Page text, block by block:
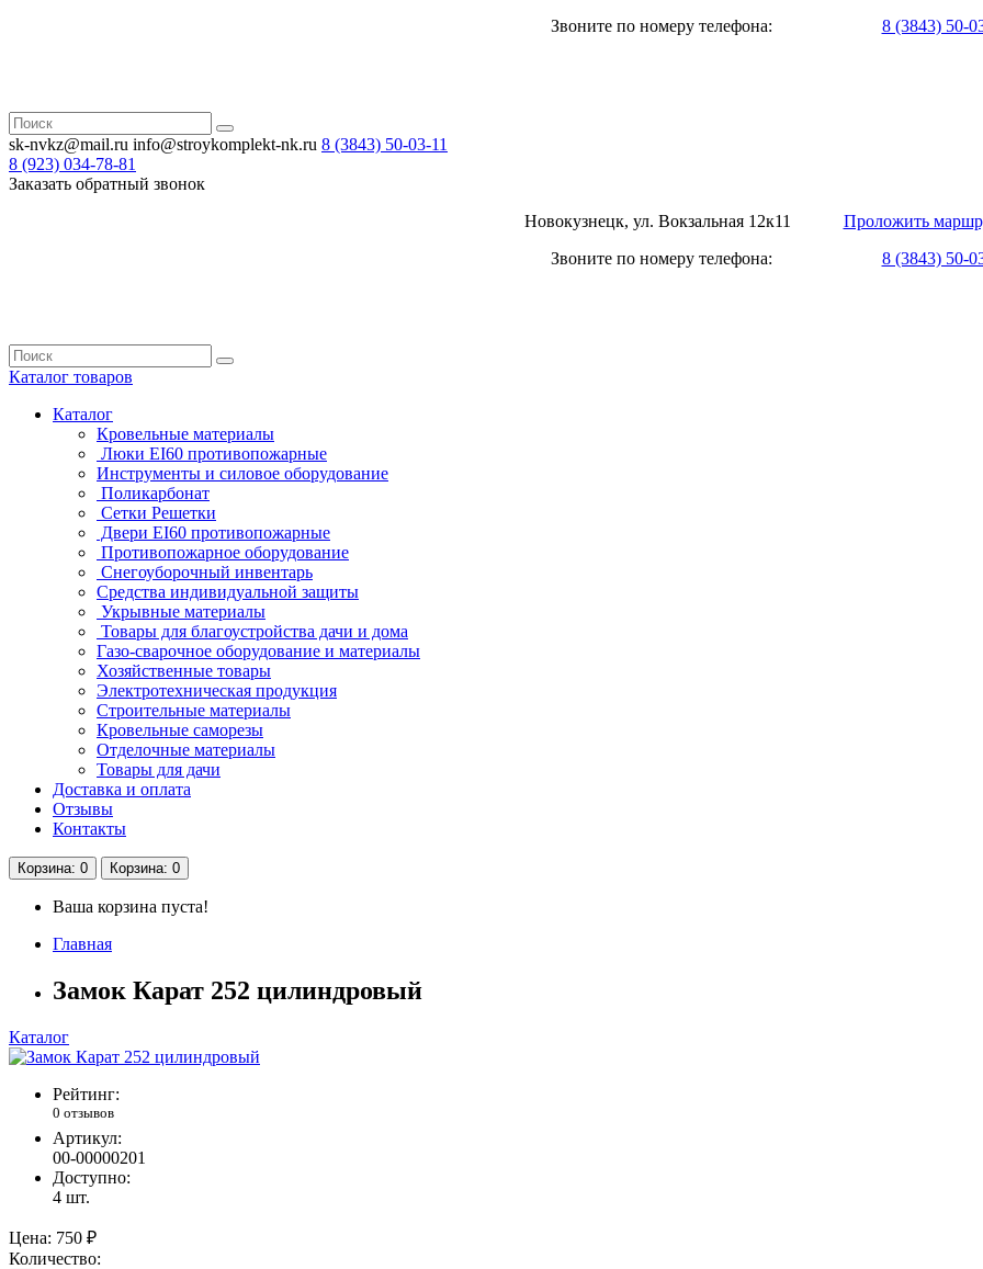
Звоните по номеру телефона: 8 (3843) 50-
sk-nvkz@mail.ru info@stroykomplekt-nk.ru 8 (3843) 50-03-11
8 (923) 034-78-81
Заказать обратный звонок
Новокузнецк, ул. Вокзальная 12к11 Проложить
Звоните по номеру телефона: 8 (3843) 50-
Каталог товаров
Каталог
Кровельные материалы
Люки EI60 противопожарные
Инструменты и силовое оборудование
Поликарбонат
Сетки Решетки
Двери EI60 противопожарные
Противопожарное оборудование
Снегоуборочный инвентарь
Средства индивидуальной защиты
Укрывные материалы
Товары для благоустройства дачи и дома
Газо-сварочное оборудование и материалы
Хозяйственные товары
Электротехническая продукция
Строительные материалы
Кровельные саморезы
Отделочные материалы
Товары для дачи
Доставка и оплата
Отзывы
Контакты
Корзина: 0 Корзина: 0
Ваша корзина пуста!
Главная
Замок Карат 252 цилиндровый
Каталог
Рейтинг:
0 отзывов
Артикул:
00-00000201
Доступно:
4 шт.
Цена: 750 ₽
Количество: